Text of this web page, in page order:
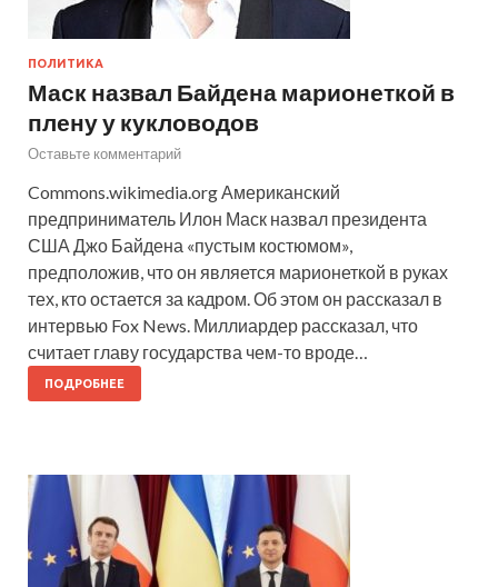
ПОЛИТИКА
Маск назвал Байдена марионеткой в
плену у кукловодов
Оставьте комментарий
Commons.wikimedia.org Американский
предприниматель Илон Маск назвал президента
США Джо Байдена «пустым костюмом»,
предположив, что он является марионеткой в руках
тех, кто остается за кадром. Об этом он рассказал в
интервью Fox News. Миллиардер рассказал, что
считает главу государства чем-то вроде…
ПОДРОБНЕЕ